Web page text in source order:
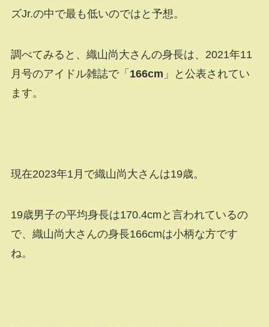
ズJr.の中で最も低いのではと予想。
調べてみると、織山尚大さんの身長は、2021年11
月号のアイドル雑誌で「 166cm 」と公表されてい
ます。
現在2023年1月で織山尚大さんは19歳。
19歳男子の平均身長は170.4cmと言われているの
で、織山尚大さんの身長166cmは小柄な方です
ね。